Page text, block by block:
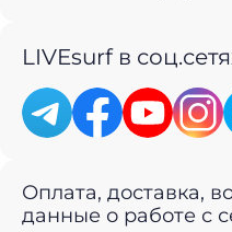
LIVEsurf в
Оплата, доставка,
данные о работе с